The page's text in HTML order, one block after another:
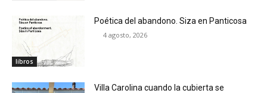
libros
Poética del abandono. Siza en Panticosa
4 agosto, 2026
Villa Carolina cuando la cubierta se